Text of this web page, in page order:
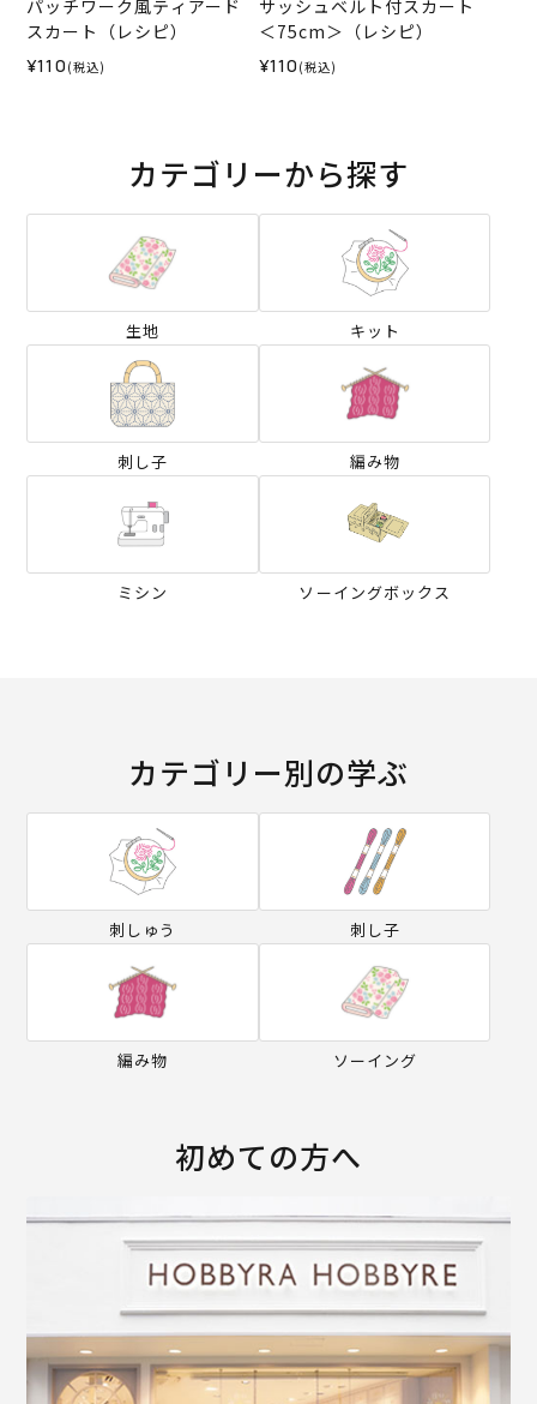
パッチワーク風ティアード
スカート（レシピ）
¥110 (税込)
サッシュベルト付スカート
＜75cm＞（レシピ）
¥110 (税込)
カテゴリーから探す
生地 キット
刺し子 編み物
ミシン ソーイングボックス
カテゴリー別の学ぶ
刺しゅう 刺し子
編み物 ソーイング
初めての方へ